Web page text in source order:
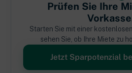
Prüfen Sie Ihre
Starten Sie mit einer
sehen Sie, ob Ihre Miete zu
Jetzt Sparpotenzial